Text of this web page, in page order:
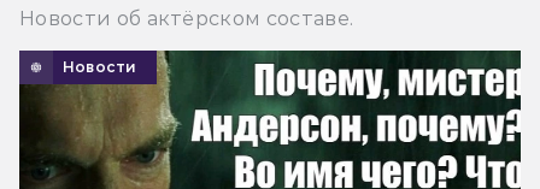
Новости об актёрском составе.
Новости